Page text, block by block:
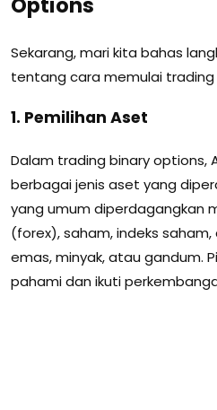
Sekarang, mari kita bahas
tentang cara memulai trading
1. Pemilihan Aset
Dalam trading binary options,
berbagai jenis aset yang
yang umum diperdagangkan
(forex), saham, indeks
emas, minyak, atau gandum.
pahami dan ikuti